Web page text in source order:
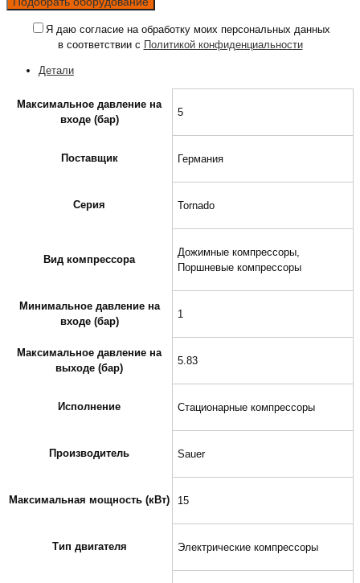
Я даю согласие на обработку моих персональных данных
в соответствии с Политикой конфиденциальности
Детали
Максимальное давление на
входе (бар)
5
Поставщик Германия
Серия Tornado
Вид компрессора
Дожимные компрессоры,
Поршневые компрессоры
Минимальное давление на
входе (бар)
1
Максимальное давление на
выходе (бар)
5.83
Исполнение Стационарные компрессоры
Производитель Sauer
Максимальная мощность (кВт) 15
Тип двигателя Электрические компрессоры